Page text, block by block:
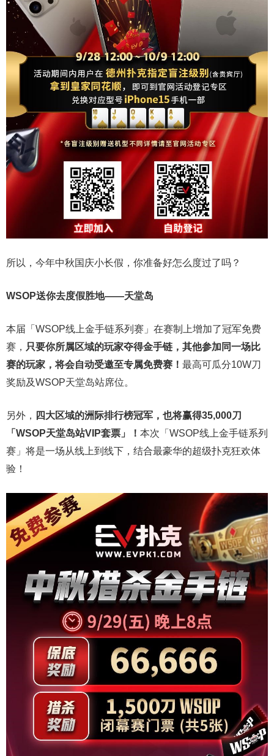
所以，今年中秋国庆小长假，你准备好怎么度过了吗？
WSOP送你去度假胜地——天堂岛
本届「WSOP线上金手链系列赛」在赛制上增加了冠军免费
赛， 只要你所属区域的玩家夺得金手链，其他参加同一场比
赛的玩家，将会自动受邀至专属免费赛！ 最高可瓜分10W刀
奖励及WSOP天堂岛站席位。
另外， 四大区域的洲际排行榜冠军，也将赢得35,000刀
「WSOP天堂岛站VIP套票」！ 本次「WSOP线上金手链系列
赛」将是一场从线上到线下，结合最豪华的超级扑克狂欢体
验！